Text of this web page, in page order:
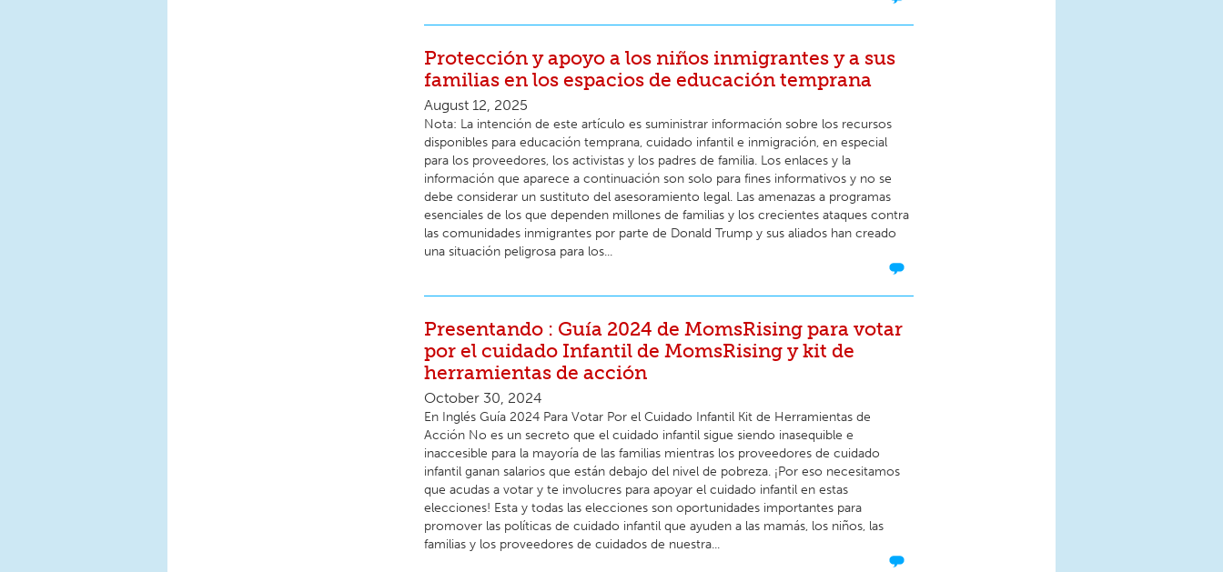
Protección y apoyo a los niños inmigrantes y a sus
familias en los espacios de educación temprana
August 12, 2025
Nota: La intención de este artículo es suministrar información sobre los recursos
disponibles para educación temprana, cuidado infantil e inmigración, en especial
para los proveedores, los activistas y los padres de familia. Los enlaces y la
información que aparece a continuación son solo para fines informativos y no se
debe considerar un sustituto del asesoramiento legal. Las amenazas a programas
esenciales de los que dependen millones de familias y los crecientes ataques contra
las comunidades inmigrantes por parte de Donald Trump y sus aliados han creado
una situación peligrosa para los...
Presentando : Guía 2024 de MomsRising para votar
por el cuidado Infantil de MomsRising y kit de
herramientas de acción
October 30, 2024
En Inglés Guía 2024 Para Votar Por el Cuidado Infantil Kit de Herramientas de
Acción No es un secreto que el cuidado infantil sigue siendo inasequible e
inaccesible para la mayoría de las familias mientras los proveedores de cuidado
infantil ganan salarios que están debajo del nivel de pobreza. ¡Por eso necesitamos
que acudas a votar y te involucres para apoyar el cuidado infantil en estas
elecciones! Esta y todas las elecciones son oportunidades importantes para
promover las políticas de cuidado infantil que ayuden a las mamás, los niños, las
familias y los proveedores de cuidados de nuestra...